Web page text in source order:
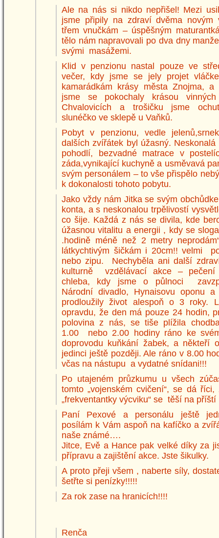
Ale na nás si nikdo nepřišel! Mezi
jsme připily na zdraví dvěma novým
třem vnučkám – úspěšným
tělo nám napravovali po dva dny
svými masážemi.
Klid v penzionu nastal pouze ve
večer, kdy jsme se jely projet
kamarádkám krásy města Znojma, a
jsme se pokochaly krásou
Chvalovicích a trošičku jsme
slunéčko ve sklepě u Vaňků.
Pobyt v penzionu, vedle
dalších zvířátek byl úžasný. Neskonalá
pohodlí, bezvadné matrace v
záda,vynikající kuchyně a usměvavá
svým personálem – to vše přispělo
k dokonalosti tohoto pobytu.
Jako vždy nám Jitka se svým
konta, a s neskonalou trpělivostí
co šije. Každá z nás se divila, kde
úžasnou vitalitu a energii , kdy se
.hodině méně než 2 metry
látkychtivým šičkám i 20cm!! velmi
nebo zipu. Nechyběla ani další
kulturně vzdělávací akce – pečení
chleba, kdy jsme o půlnoci
Národní divadlo, Hynaisovu oponu
prodloužily život alespoň o 3 roky.
opravdu, že den má pouze 24 hodin,
polovina z nás, se tiše plížila
1.00 nebo 2.00 hodiny ráno ke
doprovodu kuňkání žabek, a někteří
jedinci ještě později. Ale ráno v 8.00
včas na nástupu a vydatné snídani!!!
Po utajeném průzkumu u všech
tomto „vojenském cvičení“, se dá
„frekventantky výcviku“ se těší na příští
Paní Pexové a personálu ještě
posílám k Vám aspoň na kafíčko a
naše známé….
Jitce, Evě a Hance pak velké díky za
přípravu a zajištění akce. Jste šikulky.
A proto přeji všem , naberte síly,
šetřte si penízky!!!!!
Za rok zase na hranicích!!!!
Renča